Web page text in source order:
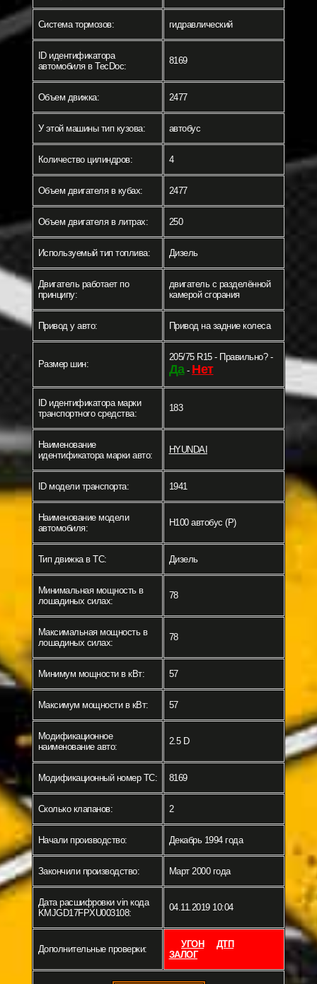
Система тормозов: гидравлический
ID идентификатора
автомобиля в TecDoc:
8169
Объем движка: 2477
У этой машины тип кузова: автобус
Количество цилиндров: 4
Объем двигателя в кубах: 2477
Объем двигателя в литрах: 250
Используемый тип топлива: Дизель
Двигатель работает по
принципу:
двигатель с разделённой
камерой сгорания
Привод у авто: Привод на задние колеса
Размер шин:
205/75 R15 - Правильно? -
Да- Нет
ID идентификатора марки
транспортного средства:
183
Наименование
идентификатора марки авто:
HYUNDAI
ID модели транспорта: 1941
Наименование модели
автомобиля:
H100 автобус (P)
Тип движка в ТС: Дизель
Минимальная мощность в
лошадиных силах:
78
Максимальная мощность в
лошадиных силах:
78
Минимум мощности в кВт: 57
Максимум мощности в кВт: 57
Модификационное
наименование авто:
2.5 D
Модификационный номер ТС: 8169
Сколько клапанов: 2
Начали производство: Декабрь 1994 года
Закончили производство: Март 2000 года
Дата расшифровки vin кода
KMJGD17FPXU003108:
04.11.2019 10:04
Дополнительные проверки: УГОН
ДТП
ЗАЛОГ